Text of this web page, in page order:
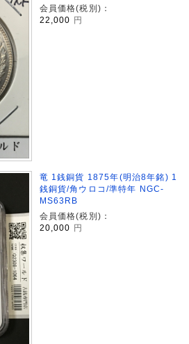
会員価格(税別)：
22,000
円
竜 1銭銅貨 1875年(明治8年銘) 1
銭銅貨/角ウロコ/準特年 NGC-
MS63RB
会員価格(税別)：
20,000 円